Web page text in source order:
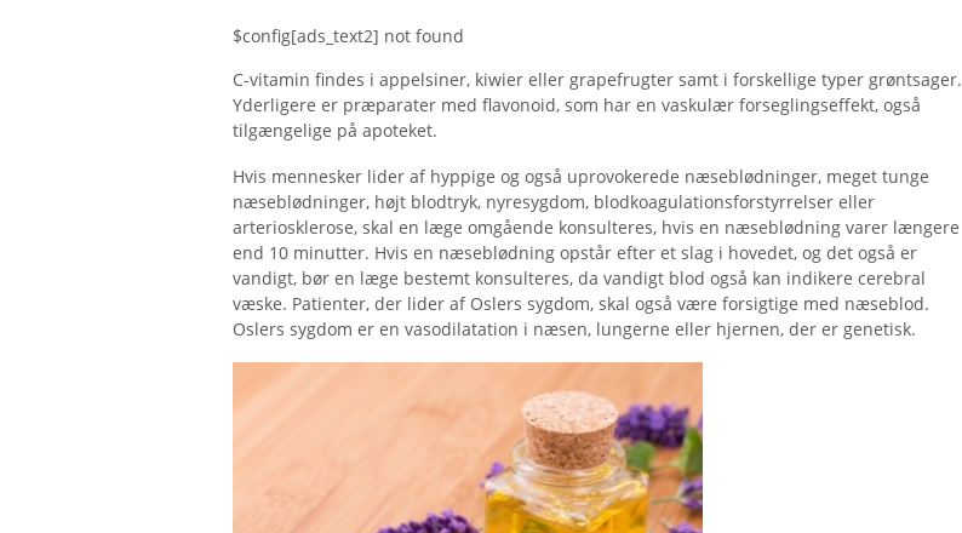
$config[ads_text2] not found
C-vitamin findes i appelsiner, kiwier eller grapefrugter samt i forskellige typer grøntsager.
Yderligere er præparater med flavonoid, som har en vaskulær forseglingseffekt, også
tilgængelige på apoteket.
Hvis mennesker lider af hyppige og også uprovokerede næseblødninger, meget tunge
næseblødninger, højt blodtryk, nyresygdom, blodkoagulationsforstyrrelser eller
arteriosklerose, skal en læge omgående konsulteres, hvis en næseblødning varer længere
end 10 minutter. Hvis en næseblødning opstår efter et slag i hovedet, og det også er
vandigt, bør en læge bestemt konsulteres, da vandigt blod også kan indikere cerebral
væske. Patienter, der lider af Oslers sygdom, skal også være forsigtige med næseblod.
Oslers sygdom er en vasodilatation i næsen, lungerne eller hjernen, der er genetisk.